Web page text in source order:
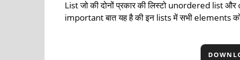
List जो की दोनों प्रकार की लिस्टो unordered list
important बात यह है की इन lists में सभी elements